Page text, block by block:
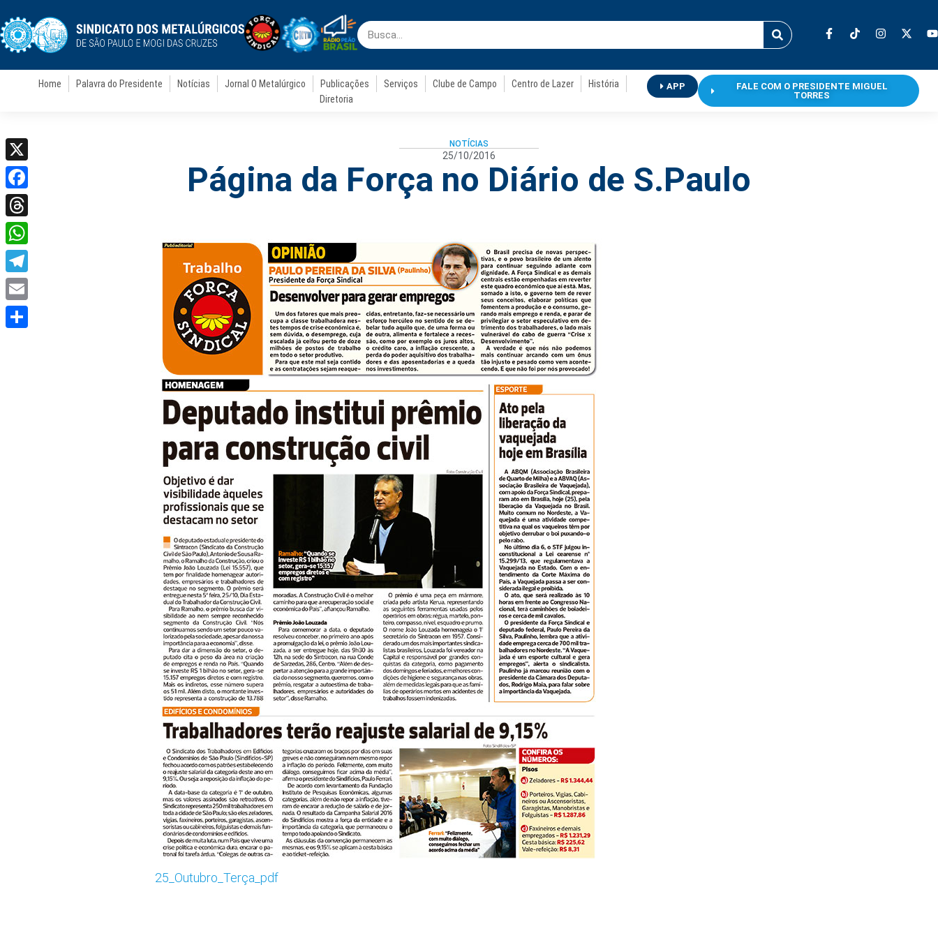
Home Palavra do Presidente Notícias Jornal O Metalúrgico Publicações Serviços Clube de Campo Centro de Lazer
História
Diretoria
APP
FALE COM O PRESIDENTE MIGUEL
TORRES
NOTÍCIAS
25/10/2016
Página da Força no Diário de S.Paulo
25_Outubro_Terça_pdf
X
Facebook
Threads
WhatsApp
Telegram
Email